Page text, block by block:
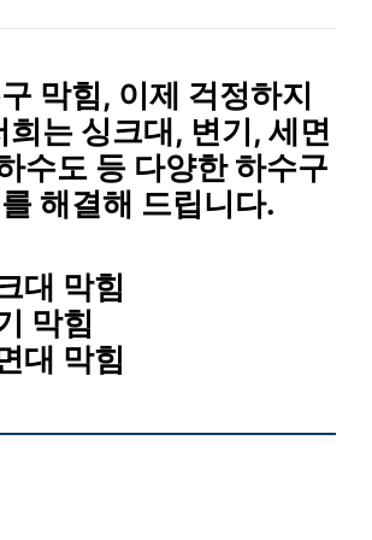
막힘, 이제 걱정하지
희는 싱크대, 변기, 세면
수도 등 다양한 하수구
해결해 드립니다.
대 막힘
막힘
대 막힘